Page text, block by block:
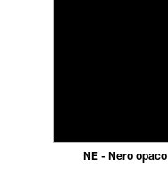
NE - Nero opaco